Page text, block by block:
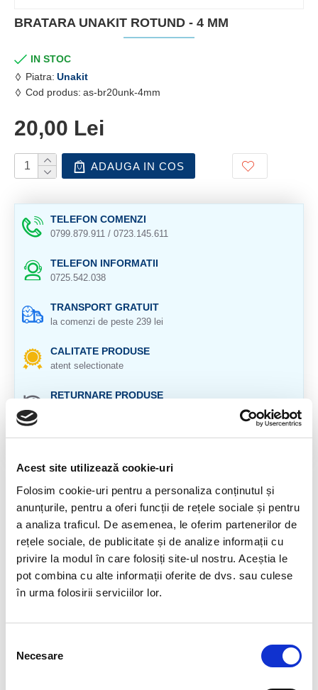
Acest site utilizează cookie-uri
Folosim cookie-uri pentru a personaliza conținutul și
anunțurile, pentru a oferi funcții de rețele sociale și pentru
a analiza traficul. De asemenea, le oferim partenerilor de
rețele sociale, de publicitate și de analize informații cu
privire la modul în care folosiți site-ul nostru. Aceștia le
pot combina cu alte informații oferite de dvs. sau culese
în urma folosirii serviciilor lor.
consimțământului
Necesare
BRATARA UNAKIT ROTUND - 4 MM
IN STOC
Piatra: Unakit
Cod produs: as-br20unk-4mm
20,00 Lei
ADAUGA IN COS
TELEFON COMENZI
0799.879.911 / 0723.145.611
TELEFON INFORMATII
0725.542.038
TRANSPORT GRATUIT
la comenzi de peste 239 lei
CALITATE PRODUSE
atent selectionate
RETURNARE PRODUSE
GARANTIE PRODUSE
DESCRIERE PRODUS
Bratara cu pietre slefuite, pe elastic guta
Cristal natural 100 %.
Lungime : 18 cm.
Pozele sunt realizate cu aparat profesionist sub lumina alba.
mobilului/tabletei/laptopului dumneavoastra.